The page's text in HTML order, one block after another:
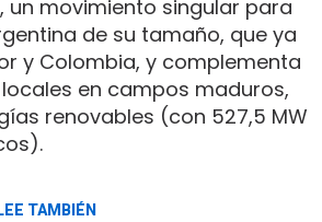
un movimiento singular para
de su tamaño, que ya
y Colombia, y complementa
en campos maduros,
renovables (con 527,5 MW
TAMBIÉN